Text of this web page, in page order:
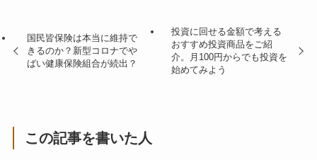
国民皆保険は本当に維持で
きるのか？新型コロナでや
ばい健康保険組合が続出？
投資に回せる金額で考える
おすすめ投資商品をご紹
介。月100円からでも投資を
始めてみよう
この記事を書いた人